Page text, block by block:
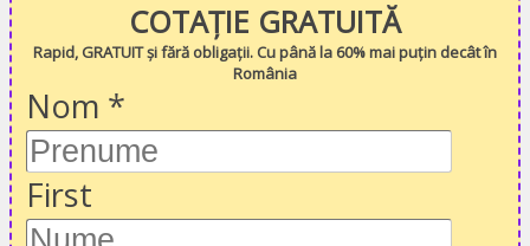
COTAȚIE GRATUITĂ
Rapid, GRATUIT și fără obligații. Cu până la 60% mai puțin decât în
România
Nom *
First